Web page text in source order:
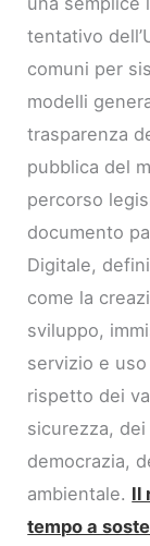
tentativo
comuni per
modelli
trasparenza
pubblica del
percorso
documento
Digitale,
come la
sviluppo,
servizio e uso
rispetto dei
sicurezza,
democrazia,
ambientale. Il
tempo a